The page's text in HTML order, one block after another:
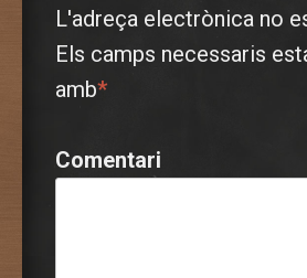
L'adreça electrònica no
Els camps necessaris
amb*
Comentari